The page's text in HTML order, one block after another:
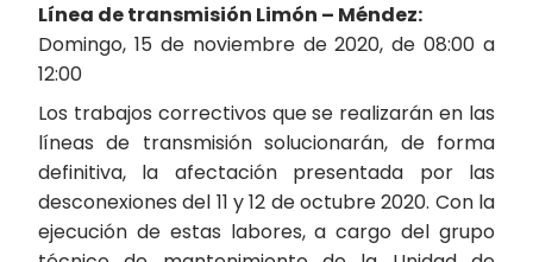
Línea de transmisión Limón – Méndez:
Domingo, 15 de noviembre de 2020, de 08:00 a
12:00
Los trabajos correctivos que se realizarán en las
líneas de transmisión solucionarán, de forma
definitiva, la afectación presentada por las
desconexiones del 11 y 12 de octubre 2020. Con la
ejecución de estas labores, a cargo del grupo